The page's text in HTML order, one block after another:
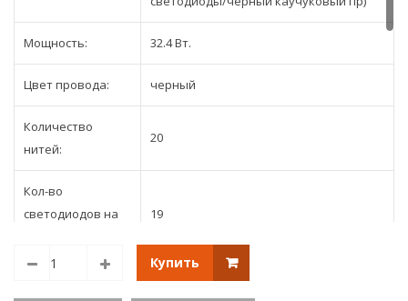
Мощность: 32.4 Вт.
Цвет провода: черный
Количество
нитей:
20
Кол-во
светодиодов на
19
1,5
Купить